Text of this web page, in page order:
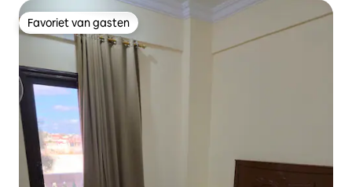
Favoriet van gasten
Favoriet van gasten